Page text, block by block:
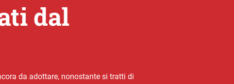
dal
da adottare, nonostante si tratti di